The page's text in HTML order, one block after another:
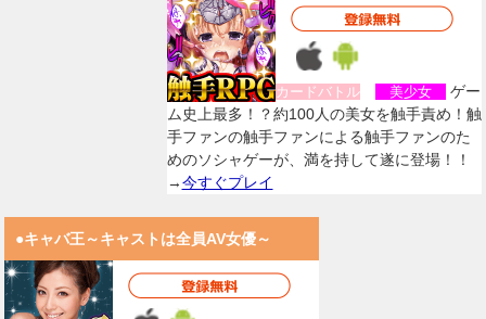
カードバトル 美少女
ゲー
ム史上最多！？約100人の美女を触手責め！触
手ファンの触手ファンによる触手ファンのた
めのソシャゲーが、満を持して遂に登場！！
→今すぐプレイ
●キャバ王～キャストは全員AV女優～